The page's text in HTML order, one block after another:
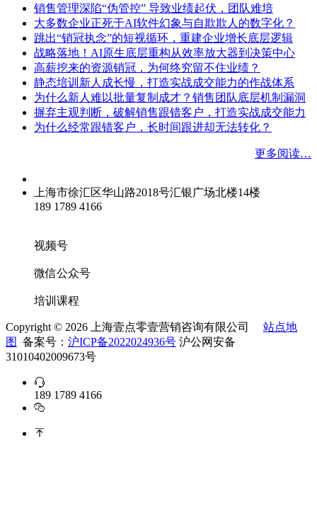
销售管理深陷“伪管控” 导致业绩起伏，团队难培
大多数企业正死于AI软件幻象与自欺欺人的数字化？
跳出“销冠执念”的短视循环，重建企业增长底层逻辑
战略落地！AI原生底层重构从效率放大器到决策中心
高薪挖来的资源销冠，为何终究留不住业绩？
静态培训新人成长慢，打造实战成交能力的作战体系
为什么新人难以批量复制成才？销售团队底层机制漏洞
摒弃主观判断，破解销售跟错客户，打造实战成交能力
为什么经常跟错客户，长时间跟进却无法转化？
更多阅读…
上海市徐汇区华山路2018号汇银广场北楼14楼
189 1789 4166
视频号
微信公众号
培训课程
Copyright © 2026 上海壹点零壹营销咨询有限公司 站点地
图 备案号： 沪ICP备2022024936号 沪公网安备
31010402009673号
189 1789 4166